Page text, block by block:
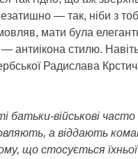
— так, ніби з
мати була
антиікона стилю.
Радислава
батьки-військові
а віддають
що стосується